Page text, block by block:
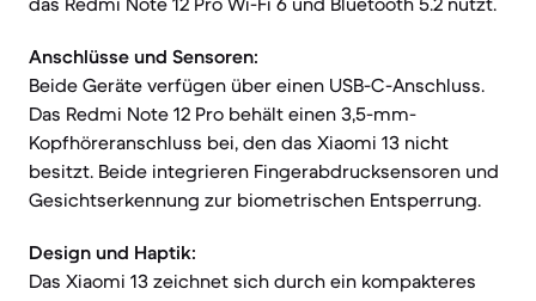
Anschlüsse und Sensoren:
Beide Geräte verfügen über einen USB-C-Anschluss.
Das Redmi Note 12 Pro behält einen 3,5-mm-
Kopfhöreranschluss bei, den das Xiaomi 13 nicht
besitzt. Beide integrieren Fingerabdrucksensoren und
Gesichtserkennung zur biometrischen Entsperrung.
Design und Haptik:
Das Xiaomi 13 zeichnet sich durch ein kompakteres